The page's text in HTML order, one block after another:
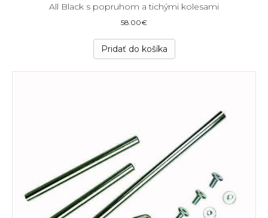
All Black s popruhom a tichými kolesami
58.00€
Pridať do košíka